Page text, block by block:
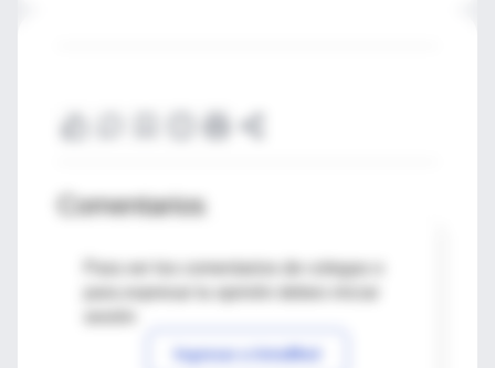
Comentarios
Para ver los comentarios de colegas o
Ingresar a IntraMed